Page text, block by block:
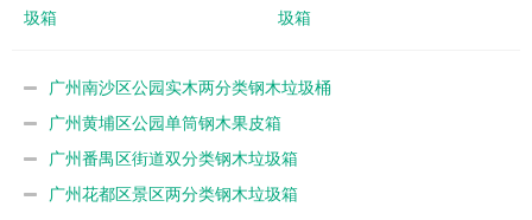
圾箱
圾箱
广州南沙区公园实木两分类钢木垃圾桶
广州黄埔区公园单筒钢木果皮箱
广州番禺区街道双分类钢木垃圾箱
广州花都区景区两分类钢木垃圾箱